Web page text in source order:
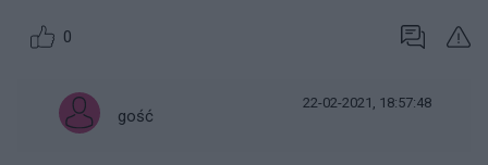
0
gość
22-02-2021, 18:57:48